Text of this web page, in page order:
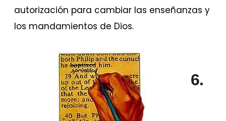
autorización para cambiar las enseñanzas y
los mandamientos de Dios.
6.